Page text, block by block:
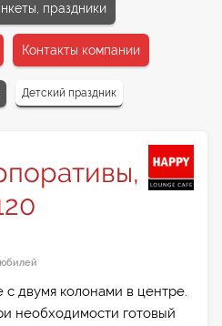
праздники
Контакты компании
Детский праздник
двумя колонами в центре.
необходимости готовый